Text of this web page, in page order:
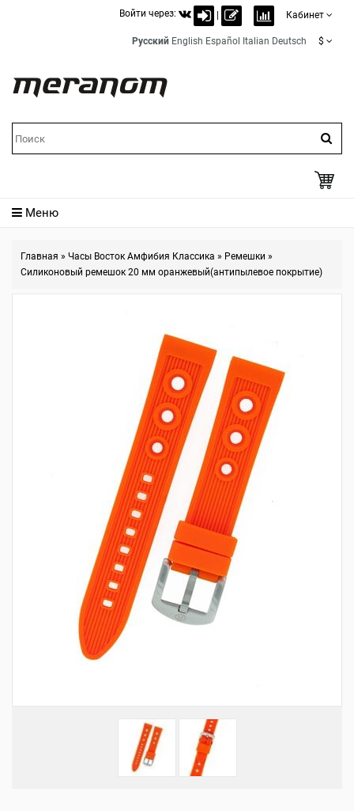
Войти через: Кабинет
Русский English Español Italian Deutsch $
Меню
Главная » Часы Восток Амфибия Классика » Ремешки »
Силиконовый ремешок 20 мм оранжевый(антипылевое покрытие)